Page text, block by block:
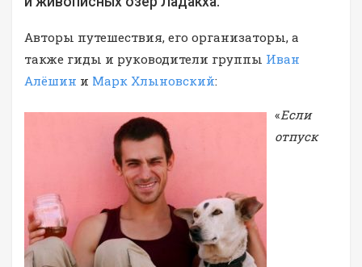
Авторы путешествия, его организаторы, а
также гиды и руководители группы Иван
Алёшин и Марк Хлыновский:
«Если
отпуск